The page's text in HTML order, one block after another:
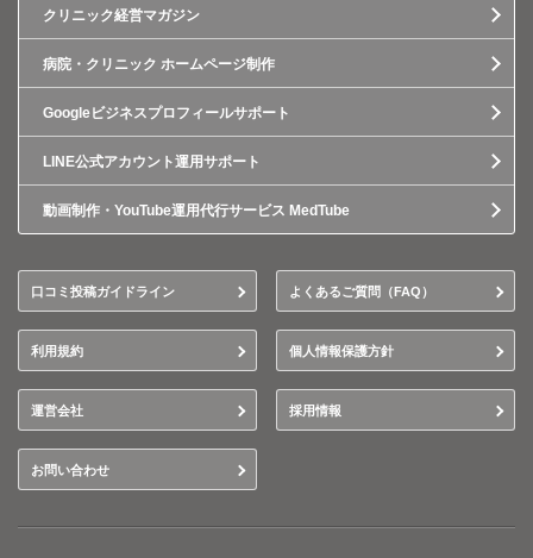
クリニック経営マガジン
病院・クリニック ホームページ制作
Googleビジネスプロフィールサポート
LINE公式アカウント運用サポート
動画制作・YouTube運用代行サービス MedTube
口コミ投稿ガイドライン よくあるご質問（FAQ）
利用規約 個人情報保護方針
運営会社 採用情報
お問い合わせ